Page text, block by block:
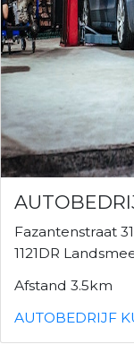
Fazantenstraat
1121DR
Afstand 3.5km
AUTOBEDRIJF